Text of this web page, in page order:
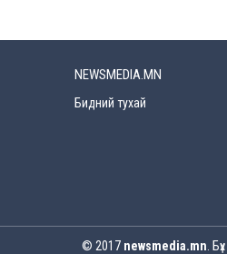
NEWSMEDIA.MN
Бидний тухай
© 2017 newsmedia.mn.